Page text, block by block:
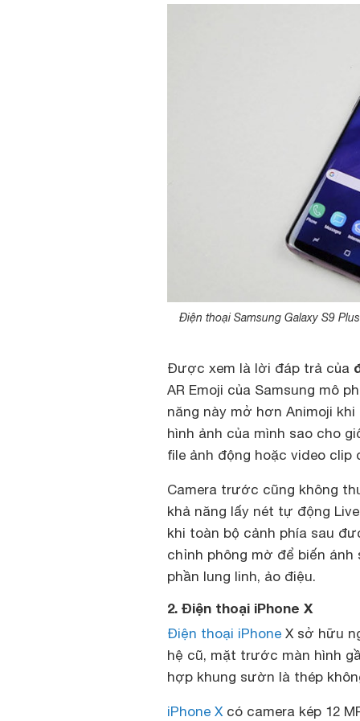
Điện thoại Samsung Galaxy S9
Được xem là lời đáp trả của
AR Emoji của Samsung mô
năng này mở hơn Animoji
hình ảnh của mình sao cho
file ảnh động hoặc video clip
Camera trước cũng không
khả năng lấy nét tự động
khi toàn bộ cảnh phía sau
chỉnh phông mờ để biến ánh
phần lung linh, ảo điệu.
2. Điện thoại iPhone X
Điện thoại iPhone X sở hữu
hệ cũ, mặt trước màn hình
hợp khung sườn là thép
iPhone Xcó camera kép 12